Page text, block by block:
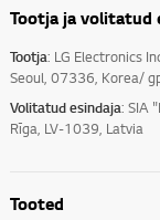
Tootja ja volitatud
Tootja: LG Electronics
Seoul, 07336, Korea/
Volitatud esindaja: SIA
Rīga, LV-1039, Latvia
Tooted